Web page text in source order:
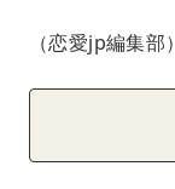
（恋愛jp編集部）